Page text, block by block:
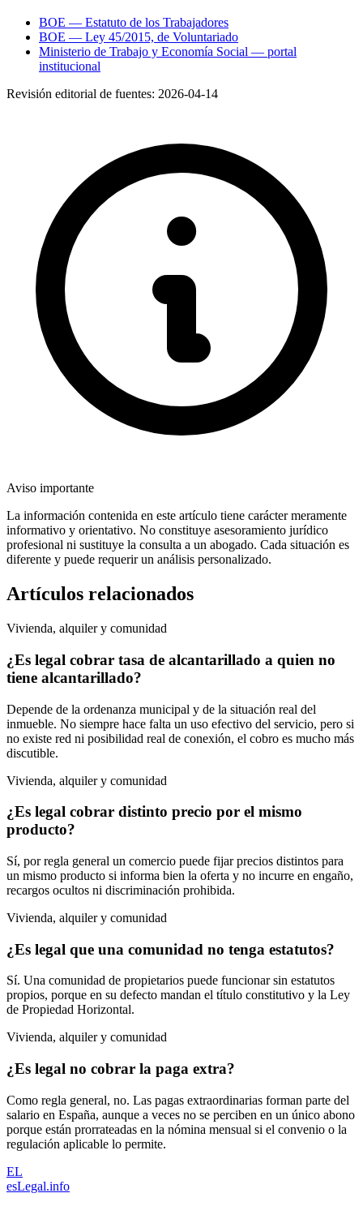
BOE — Estatuto de los Trabajadores
BOE — Ley 45/2015, de Voluntariado
Ministerio de Trabajo y Economía Social — portal
institucional
Revisión editorial de fuentes: 2026-04-14
Aviso importante
La información contenida en este artículo tiene carácter meramente
informativo y orientativo. No constituye asesoramiento jurídico
profesional ni sustituye la consulta a un abogado. Cada situación es
diferente y puede requerir un análisis personalizado.
Artículos relacionados
Vivienda, alquiler y comunidad
¿Es legal cobrar tasa de alcantarillado a quien no
tiene alcantarillado?
Depende de la ordenanza municipal y de la situación real del
inmueble. No siempre hace falta un uso efectivo del servicio, pero si
no existe red ni posibilidad real de conexión, el cobro es mucho más
discutible.
Vivienda, alquiler y comunidad
¿Es legal cobrar distinto precio por el mismo
producto?
Sí, por regla general un comercio puede fijar precios distintos para
un mismo producto si informa bien la oferta y no incurre en engaño,
recargos ocultos ni discriminación prohibida.
Vivienda, alquiler y comunidad
¿Es legal que una comunidad no tenga estatutos?
Sí. Una comunidad de propietarios puede funcionar sin estatutos
propios, porque en su defecto mandan el título constitutivo y la Ley
de Propiedad Horizontal.
Vivienda, alquiler y comunidad
¿Es legal no cobrar la paga extra?
Como regla general, no. Las pagas extraordinarias forman parte del
salario en España, aunque a veces no se perciben en un único abono
porque están prorrateadas en la nómina mensual si el convenio o la
regulación aplicable lo permite.
EL
esLegal.info